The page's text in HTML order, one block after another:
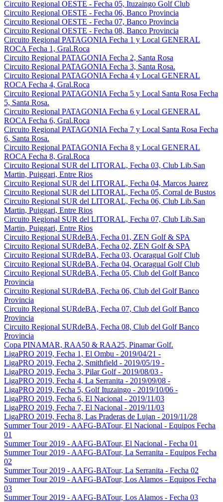
Circuito Regional OESTE - Fecha 05, Ituzaingo Golf Club
Circuito Regional OESTE - Fecha 06, Banco Provincia
Circuito Regional OESTE - Fecha 07, Banco Provincia
Circuito Regional OESTE - Fecha 08, Banco Provincia
Circuito Regional PATAGONIA Fecha 1 y Local GENERAL
ROCA Fecha 1, Gral.Roca
Circuito Regional PATAGONIA Fecha 2, Santa Rosa
Circuito Regional PATAGONIA Fecha 3, Santa Rosa.
Circuito Regional PATAGONIA Fecha 4 y Local GENERAL
ROCA Fecha 4, Gral.Roca
Circuito Regional PATAGONIA Fecha 5 y Local Santa Rosa Fecha
5, Santa Rosa.
Circuito Regional PATAGONIA Fecha 6 y Local GENERAL
ROCA Fecha 6, Gral.Roca
Circuito Regional PATAGONIA Fecha 7 y Local Santa Rosa Fecha
6, Santa Rosa.
Circuito Regional PATAGONIA Fecha 8 y Local GENERAL
ROCA Fecha 8, Gral.Roca
Circuito Regional SUR del LITORAL, Fecha 03, Club Lib.San
Martin, Puiggari, Entre Rios
Circuito Regional SUR del LITORAL, Fecha 04, Marcos Juarez
Circuito Regional SUR del LITORAL, Fecha 05, Corral de Bustos
Circuito Regional SUR del LITORAL, Fecha 06, Club Lib.San
Martin, Puiggari, Entre Rios
Circuito Regional SUR del LITORAL, Fecha 07, Club Lib.San
Martin, Puiggari, Entre Rios
Circuito Regional SURdeBA, Fecha 01, ZEN Golf & SPA
Circuito Regional SURdeBA, Fecha 02, ZEN Golf & SPA
Circuito Regional SURdeBA, Fecha 03, Ocaragual Golf Club
Circuito Regional SURdeBA, Fecha 04, Ocaragual Golf Club
Circuito Regional SURdeBA, Fecha 05, Club del Golf Banco
Provincia
Circuito Regional SURdeBA, Fecha 06, Club del Golf Banco
Provincia
Circuito Regional SURdeBA, Fecha 07, Club del Golf Banco
Provincia
Circuito Regional SURdeBA, Fecha 08, Club del Golf Banco
Provincia
Copa PINAMAR, RAA50 & RAA25, Pinamar Golf.
LigaPRO 2019, Fecha 1, El Ombu - 2019/04/21 -
LigaPRO 2019, Fecha 2, Smithfield - 2019/05/19 -
LigaPRO 2019, Fecha 3, Pilar Golf - 2019/08/03 -
LigaPRO 2019, Fecha 4, La Serranita - 2019/09/08 -
LigaPRO 2019, Fecha 5, Golf Ituzaingo - 2019/10/06 -
LigaPRO 2019, Fecha 6, El Nacional - 2019/11/03
LigaPRO 2019, Fecha 7, El Nacional - 2019/11/03
LigaPRO 2019, Fecha 8, Las Praderas de Lujan - 2019/11/28
Summer Tour 2019 - AAFG-BATour, El Nacional - Equipos Fecha
01
Summer Tour 2019 - AAFG-BATour, El Nacional - Fecha 01
Summer Tour 2019 - AAFG-BATour, La Serranita - Equipos Fecha
02
Summer Tour 2019 - AAFG-BATour, La Serranita - Fecha 02
Summer Tour 2019 - AAFG-BATour, Los Alamos - Equipos Fecha
03
Summer Tour 2019 - AAFG-BATour, Los Alamos - Fecha 03